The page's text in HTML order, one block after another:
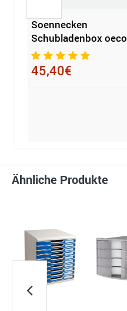
Soennecken
Schubladenbox oeco
45,40€
Ähnliche Produkte